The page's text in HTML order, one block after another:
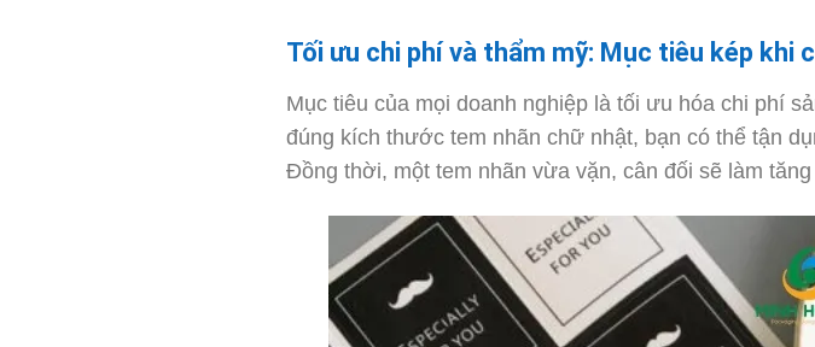
Tối ưu chi phí và thẩm mỹ: Mục tiêu kép
Mục tiêu của mọi doanh nghiệp là tối ưu hóa chi phí
đúng kích thước tem nhãn chữ nhật, bạn có thể tận
Đồng thời, một tem nhãn vừa vặn, cân đối sẽ làm